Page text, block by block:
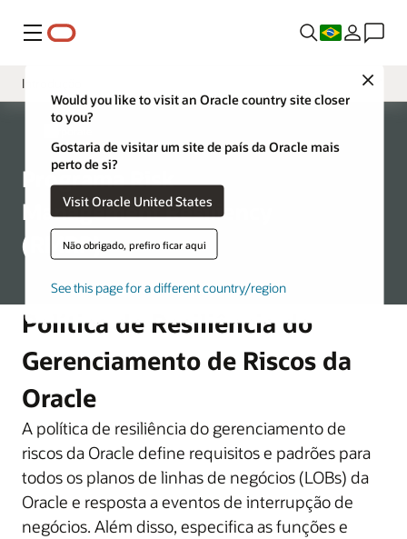
Menu
Close
Would you like to visit an Oracle country site closer
to you?
Gostaria de visitar um site de país da Oracle mais
perto de si?
Visit Oracle United States
Não obrigado, prefiro ficar aqui
See this page for a different country/region
Introdução
Estrutura do Programa
Continuidade de Negócios
Recuperação de Desastres
Programa Risk
Management Resiliency
(RMRP)
Política de Resiliência do
Gerenciamento de Riscos da
Oracle
A política de resiliência do gerenciamento de
riscos da Oracle define requisitos e padrões para
todos os planos de linhas de negócios (LOBs) da
Oracle e resposta a eventos de interrupção de
negócios. Além disso, especifica as funções e